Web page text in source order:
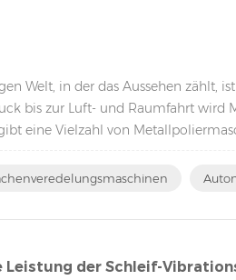
Welt, in der das Aussehen zählt,
bis zur Luft- und Raumfahrt wird
eine Vielzahl von
der Schleif-